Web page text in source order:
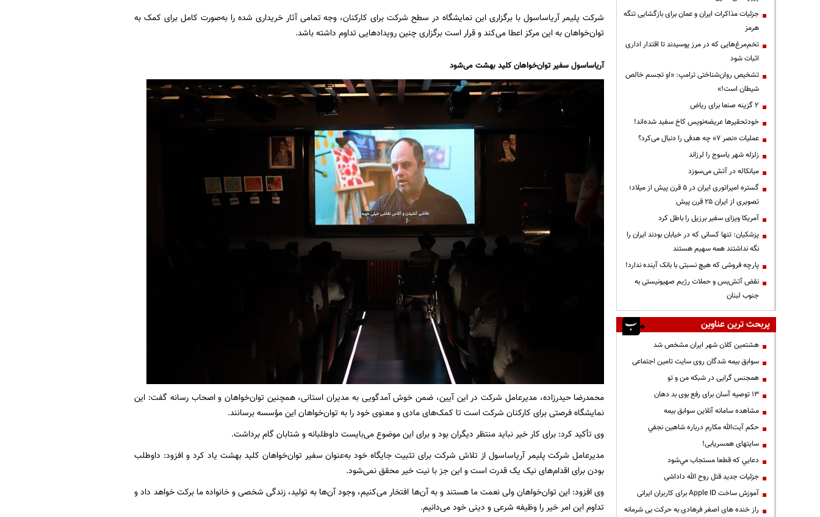
شرکت پلیمر آریاساسول با برگزاری این نمایشگاه در سطح شرکت برای کارکنان، وجه تمامی آثار خریداری شده را به‌صورت کامل برای کمک به
توان‌خواهان به این مرکز اعطا می‌کند و قرار است برگزاری چنین رویدادهایی تداوم داشته باشد.
آریاساسول سفیر توان‌خواهان کلید بهشت می‌شود
محمدرضا حیدرزاده، مدیرعامل شرکت در این آیین، ضمن خوش آمدگویی به مدیران استانی، همچنین توان‌خواهان و اصحاب رسانه گفت: این
نمایشگاه فرصتی برای کارکنان شرکت است تا کمک‌های مادی و معنوی خود را به توان‌خواهان این مؤسسه برسانند.
وی تأکید کرد: برای کار خیر نباید منتظر دیگران بود و برای این موضوع می‌بایست داوطلبانه و شتابان گام برداشت.
مدیرعامل شرکت پلیمر آریاساسول از تلاش شرکت برای تثبیت جایگاه خود به‌عنوان سفیر توان‌خواهان کلید ‌بهشت یاد کرد و افزود: داوطلب
بودن برای اقدام‌های نیک یک قدرت است و این جز با نیت خیر محقق نمی‌شود.
وی افزود: این توان‌خواهان ولی نعمت ما هستند و به آن‌ها افتخار می‌کنیم، وجود آن‌ها به تولید، زندگی شخصی و خانواده ما برکت خواهد داد و
تداوم این امر خیر را وظیفه شرعی و دینی خود می‌دانیم.
جزئیات مذاکرات ایران و عمان برای بازگشایی تنگه
هرمز
تخم‌مرغ‌هایی که در مرز پوسیدند تا اقتدار اداری
اثبات شود
تشخیص روان‌شناختی ترامپ: «او تجسم خالص
شیطان است!»
۲ گزینه صنعا برای ریاض
خودتحقیرها عریضه‌نویس کاخ سفید شده‌اند!
عملیات «نصر ۷» چه هدفی را دنبال می‌کرد؟
زلزله شهر یاسوج را لرزاند
میانکاله در آتش می‌سوزد
گستره امپراتوری ایران در ۵ قرن پیش از میلاد؛
تصویری از ایران ۲۵ قرن پیش
آمریکا ویزای سفیر برزیل را باطل کرد
پزشکیان: تنها کسانی که در خیابان بودند ایران را
نگه نداشتند همه سهیم هستند
پارچه فروشی که هیچ نسبتی با بانک آینده ندارد!
نقض آتش‌بس و حملات رژیم صهیونیستی به
جنوب لبنان
پربحث ترین عناوین
هشتمین کلان شهر ایران مشخص شد
سوابق بیمه شدگان روی سایت تامین اجتماعی
همجنس گرایی در شبکه من و تو
13 توصیه آسان برای رفع بوی بد دهان
مشاهده سامانه آنلاين سوابق بیمه
حكم آيت‌الله مكارم درباره شاهين نجفي
سایتهای همسریابی!
دعايي كه قطعا مستجاب مي‌شود
جزئیات جدید قتل روح الله داداشی
آموزش ساخت Apple ID برای کاربران ایرانی
راز خنده های اصغر فرهادی به حرکت بی شرمانه